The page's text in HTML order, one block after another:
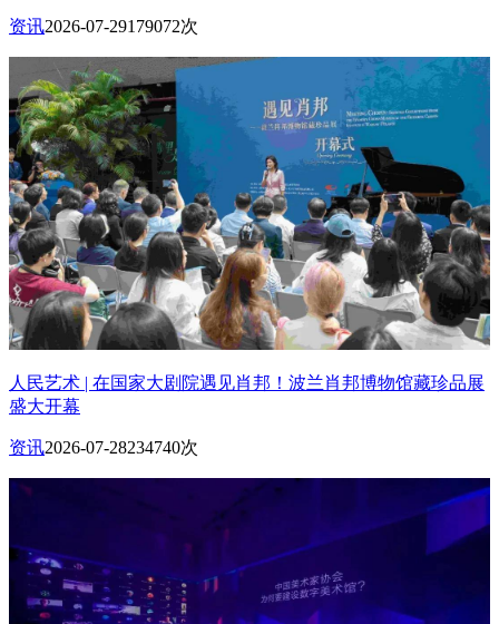
资讯2026-07-29179072次
人民艺术 | 在国家大剧院遇见肖邦！波兰肖邦博物馆藏珍品展
盛大开幕
资讯2026-07-28234740次